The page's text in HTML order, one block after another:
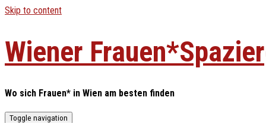
Skip to content
Wiener
Wo sich Frauen* in Wien am besten finden
Toggle navigation